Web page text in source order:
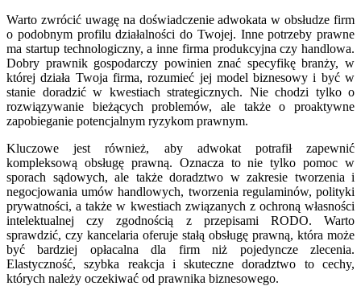
Warto zwrócić uwagę na doświadczenie adwokata w obsłudze firm
o podobnym profilu działalności do Twojej. Inne potrzeby prawne
ma startup technologiczny, a inne firma produkcyjna czy handlowa.
Dobry prawnik gospodarczy powinien znać specyfikę branży, w
której działa Twoja firma, rozumieć jej model biznesowy i być w
stanie doradzić w kwestiach strategicznych. Nie chodzi tylko o
rozwiązywanie bieżących problemów, ale także o proaktywne
zapobieganie potencjalnym ryzykom prawnym.
Kluczowe jest również, aby adwokat potrafił zapewnić
kompleksową obsługę prawną. Oznacza to nie tylko pomoc w
sporach sądowych, ale także doradztwo w zakresie tworzenia i
negocjowania umów handlowych, tworzenia regulaminów, polityki
prywatności, a także w kwestiach związanych z ochroną własności
intelektualnej czy zgodnością z przepisami RODO. Warto
sprawdzić, czy kancelaria oferuje stałą obsługę prawną, która może
być bardziej opłacalna dla firm niż pojedyncze zlecenia.
Elastyczność, szybka reakcja i skuteczne doradztwo to cechy,
których należy oczekiwać od prawnika biznesowego.